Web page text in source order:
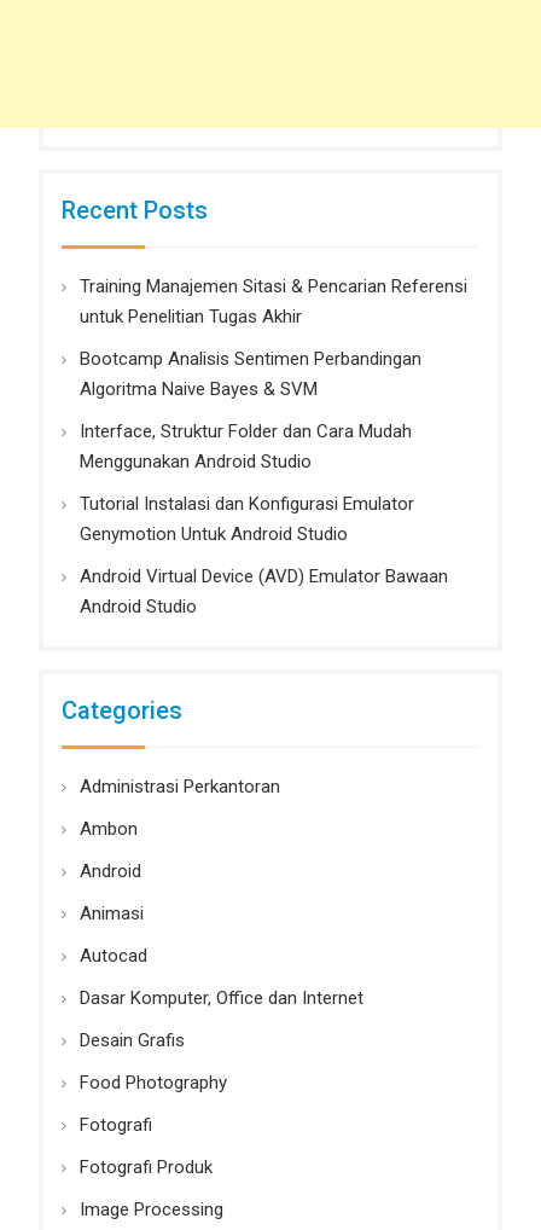
Recent Posts
Training Manajemen Sitasi & Pencarian Referensi
untuk Penelitian Tugas Akhir
Bootcamp Analisis Sentimen Perbandingan
Algoritma Naive Bayes & SVM
Interface, Struktur Folder dan Cara Mudah
Menggunakan Android Studio
Tutorial Instalasi dan Konfigurasi Emulator
Genymotion Untuk Android Studio
Android Virtual Device (AVD) Emulator Bawaan
Android Studio
Categories
Administrasi Perkantoran
Ambon
Android
Animasi
Autocad
Dasar Komputer, Office dan Internet
Desain Grafis
Food Photography
Fotografi
Fotografi Produk
Image Processing